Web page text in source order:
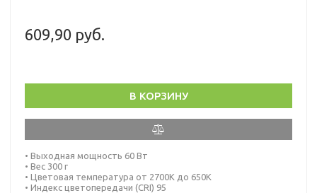
609,90 руб.
В КОРЗИНУ
• Выходная мощность 60 Вт
• Вес 300 г
• Цветовая температура от 2700K до 650K
• Индекс цветопередачи (CRI) 95